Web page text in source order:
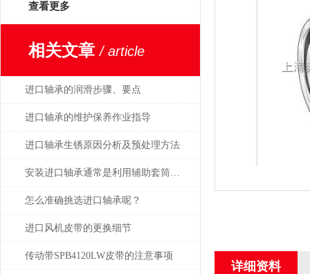
查看更多
相关文章/ article
进口轴承的润滑步骤、要点
进口轴承的维护保养作业指导
进口轴承生锈原因分析及预处理方法
安装进口轴承通常是利用辅助套筒进行的
怎么准确挑选进口轴承呢？
进口风机皮带的更换细节
传动带SPB4120LW皮带的注意事项
详细资料